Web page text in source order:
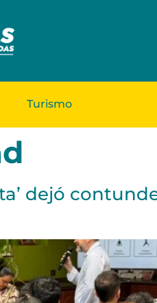
Turismo
dejó